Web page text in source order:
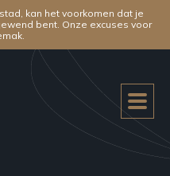
kan het voorkomen dat je
bent. Onze excuses voor